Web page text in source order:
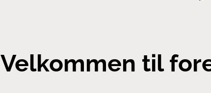
Velkommen til